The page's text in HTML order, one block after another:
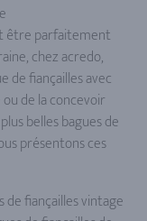
être parfaitement
chez acredo,
de fiançailles avec
de la concevoir
belles bagues de
présentons ces
fiançailles vintage